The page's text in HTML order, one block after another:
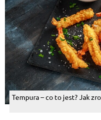
Tempura – co to jest? Jak